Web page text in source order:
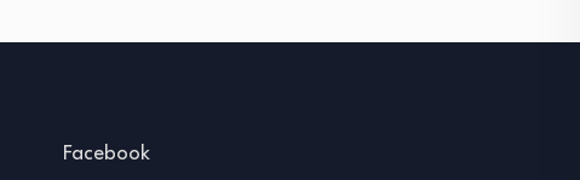
Facebook